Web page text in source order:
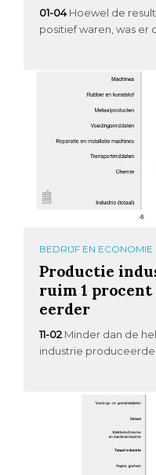
01-04 Hoewel de
positief waren, was er
BEDRIJF EN ECONOMIE
Productie
ruim 1
eerder
11-02 Minder dan de
industrie